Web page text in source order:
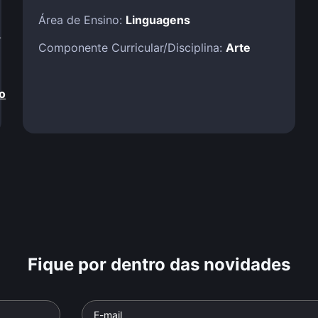
Área de Ensino: Linguagens
Componente Curricular/Disciplina: Arte
Fique por dentro das novidades